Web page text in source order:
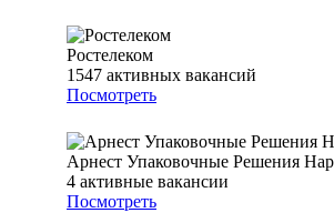
Ростелеком
1547 активных вакансий
Посмотреть
Арнест Упаковочные Решения
4 активные вакансии
Посмотреть